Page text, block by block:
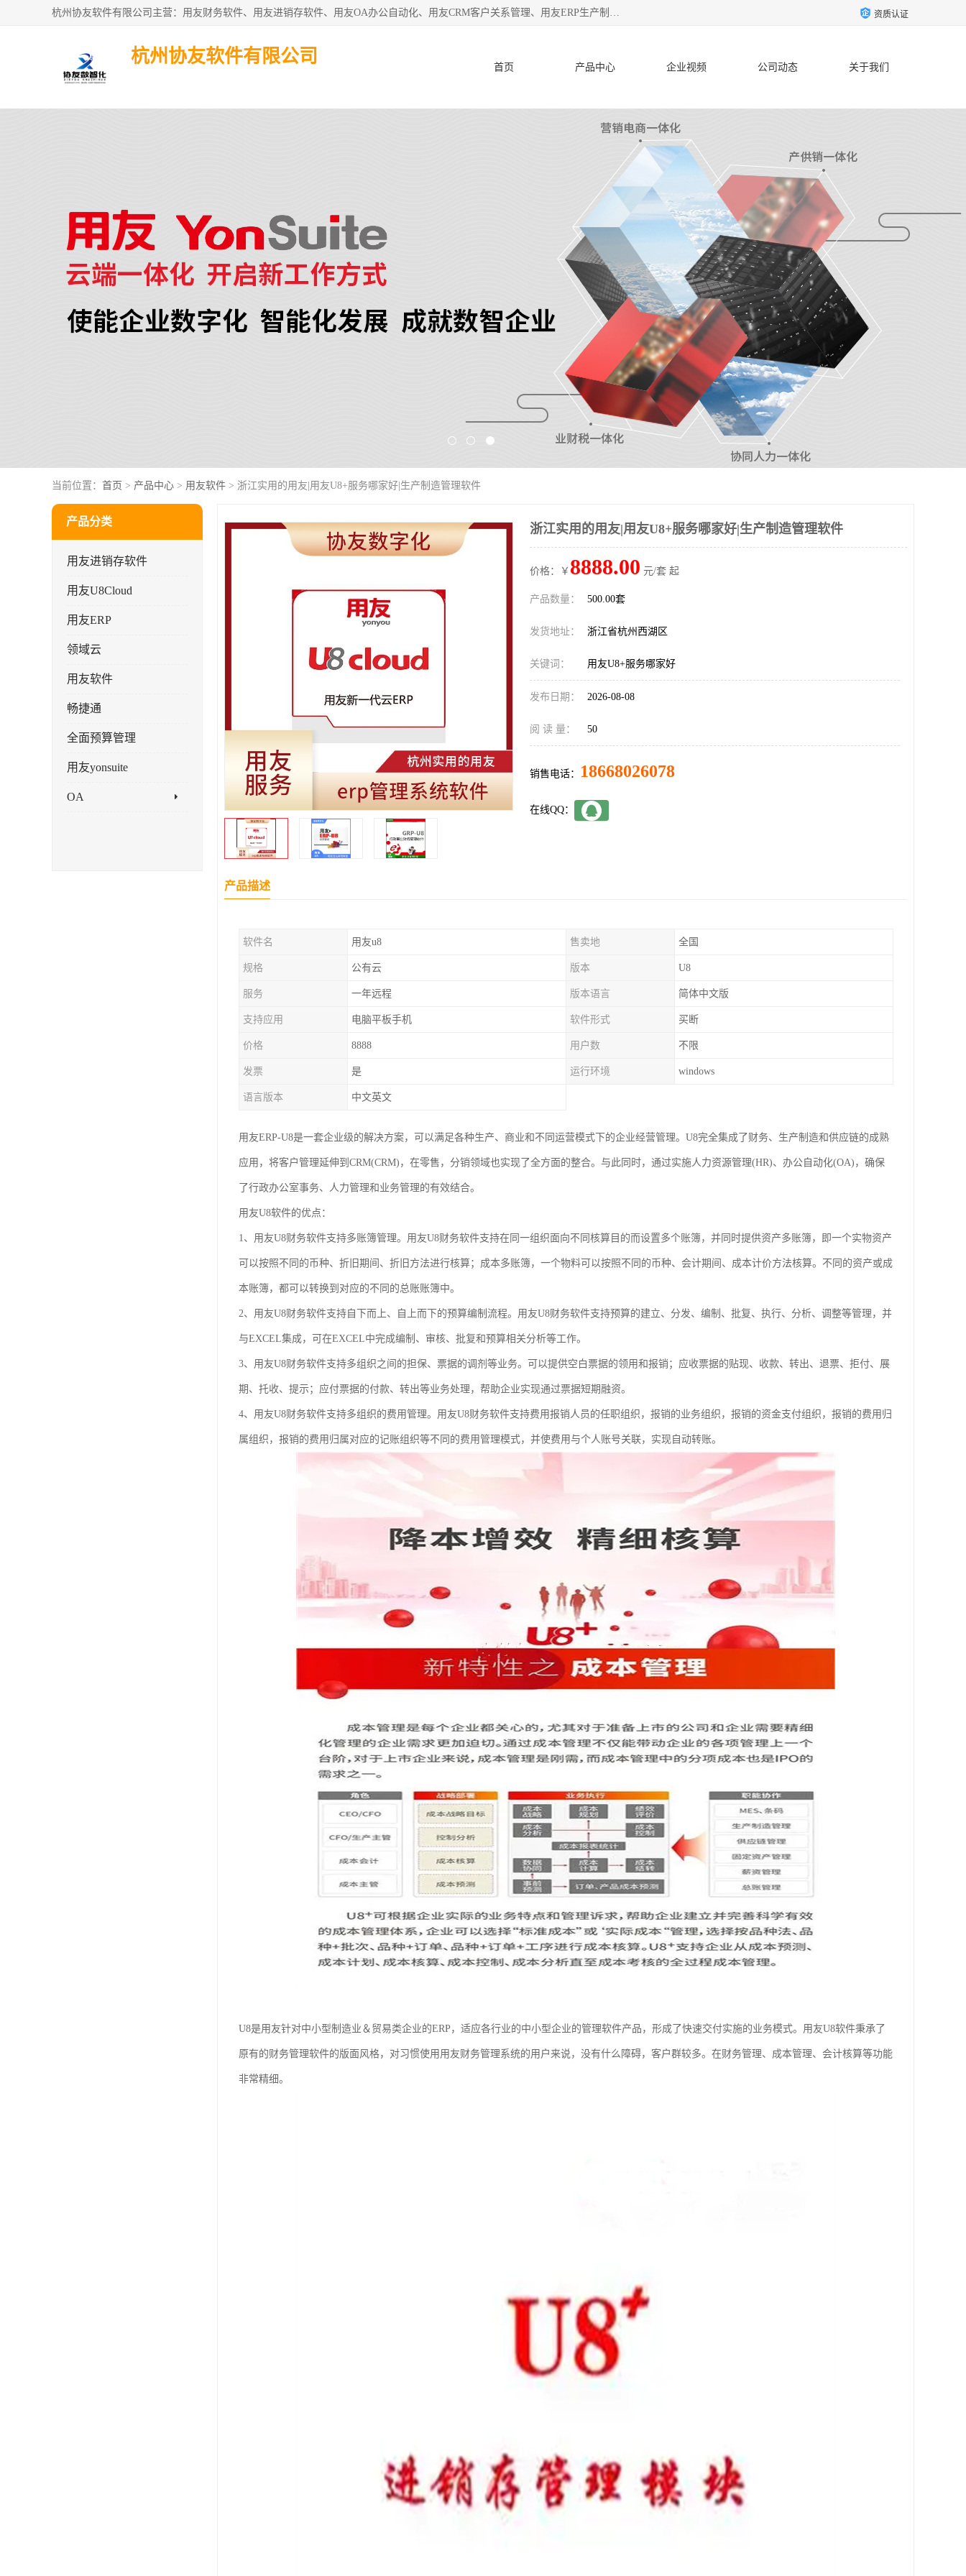
杭州协友软件有限公司主营：用友财务软件、用友进销存软件、用友OA办公自动化、用友CRM客户关系管理、用友ERP生产制造管理等;是一家用友管理软件咨询服务商。自创立至今，一直致力于为客户提供顾问式ERP管理解决方案务，为企业提供了财务管理、供应链和物流管理、生产制造管理、管理、知识与协同管理、客户关系管理等信息化建设领域的应用。 资质认证
杭州协友软件有限公司
首页 产品中心 企业视频 公司动态 关于我们
当前位置： 首页 > 产品中心 > 用友软件 > 浙江实用的用友|用友U8+服务哪家好|生产制造管理软件
产品分类
用友进销存软件
用友U8Cloud
用友ERP
领域云
用友软件
畅捷通
全面预算管理
用友yonsuite
OA
浙江实用的用友|用友U8+服务哪家好|生产制造管理软件
价格：￥ 8888.00 元/套 起
产品数量： 500.00套
发货地址： 浙江省杭州西湖区
关键词： 用友U8+服务哪家好
发布日期： 2026-08-08
阅 读 量： 50
销售电话： 18668026078
在线QQ：
产品描述
软件名 用友u8 售卖地 全国
规格 公有云 版本 U8
服务 一年远程 版本语言 简体中文版
支持应用 电脑平板手机 软件形式 买断
价格 8888 用户数 不限
发票 是 运行环境 windows
语言版本 中文英文
用友ERP-U8是一套企业级的解决方案，可以满足各种生产、商业和不同运营模式下的企业经营管理。U8完全集成了财务、生产制造和供应链的成熟
应用，将客户管理延伸到CRM(CRM)，在零售，分销领域也实现了全方面的整合。与此同时，通过实施人力资源管理(HR)、办公自动化(OA)，确保
了行政办公室事务、人力管理和业务管理的有效结合。
用友U8软件的优点：
1、用友U8财务软件支持多账簿管理。用友U8财务软件支持在同一组织面向不同核算目的而设置多个账簿，并同时提供资产多账簿，即一个实物资产
可以按照不同的币种、折旧期间、折旧方法进行核算；成本多账簿，一个物料可以按照不同的币种、会计期间、成本计价方法核算。不同的资产或成
本账簿，都可以转换到对应的不同的总账账簿中。
2、用友U8财务软件支持自下而上、自上而下的预算编制流程。用友U8财务软件支持预算的建立、分发、编制、批复、执行、分析、调整等管理，并
与EXCEL集成，可在EXCEL中完成编制、审核、批复和预算相关分析等工作。
3、用友U8财务软件支持多组织之间的担保、票据的调剂等业务。可以提供空白票据的领用和报销；应收票据的贴现、收款、转出、退票、拒付、展
期、托收、提示；应付票据的付款、转出等业务处理，帮助企业实现通过票据短期融资。
4、用友U8财务软件支持多组织的费用管理。用友U8财务软件支持费用报销人员的任职组织，报销的业务组织，报销的资金支付组织，报销的费用归
属组织，报销的费用归属对应的记账组织等不同的费用管理模式，并使费用与个人账号关联，实现自动转账。
U8是用友针对中小型制造业＆贸易类企业的ERP，适应各行业的中小型企业的管理软件产品，形成了快速交付实施的业务模式。用友U8软件秉承了
原有的财务管理软件的版面风格，对习惯使用用友财务管理系统的用户来说，没有什么障碍，客户群较多。在财务管理、成本管理、会计核算等功能
非常精细。